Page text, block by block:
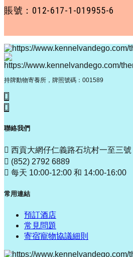
賬號：012-617-1-019955-6
持牌動物寄養所，牌照號碼：001589
聯絡我們
西貢大網仔仁義路石坑村一至三號
(852) 2792 6889
每天 10:00-12:00 和 14:00-16:00
常用連結
預訂酒店
常見問題
寄宿寵物協議細則